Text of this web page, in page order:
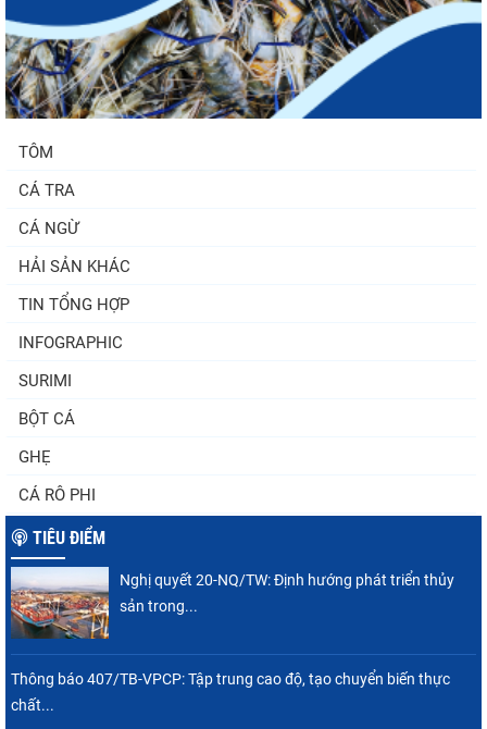
TÔM
CÁ TRA
CÁ NGỪ
HẢI SẢN KHÁC
TIN TỔNG HỢP
INFOGRAPHIC
SURIMI
BỘT CÁ
GHẸ
CÁ RÔ PHI
TIÊU ĐIỂM
Nghị quyết 20-NQ/TW: Định hướng phát triển thủy
sản trong...
Thông báo 407/TB-VPCP: Tập trung cao độ, tạo chuyển biến thực
chất...